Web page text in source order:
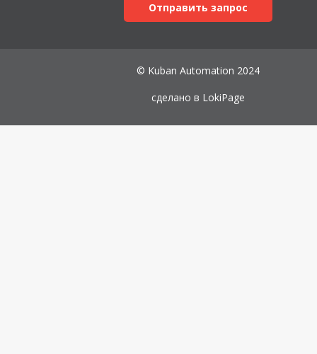
Отправить запрос
© Kuban Automation 2024
сделано в LokiPage